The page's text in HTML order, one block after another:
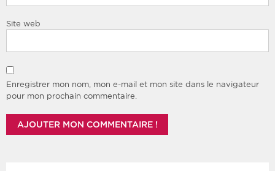
Site web
Enregistrer mon nom, mon e-mail et mon site dans le navigateur
pour mon prochain commentaire.